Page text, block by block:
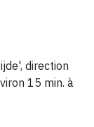
direction
15 min. à